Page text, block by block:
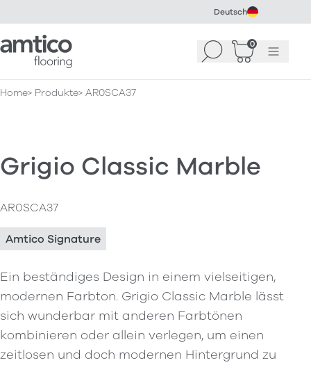
Deutsch
Amtico Flooring Suchen 0
WarenkorbMenü
Home Produkte AR0SCA37
Grigio Classic Marble
AR0SCA37
Amtico Signature
Ein beständiges Design in einem vielseitigen,
modernen Farbton. Grigio Classic Marble lässt
sich wunderbar mit anderen Farbtönen
kombinieren oder allein verlegen, um einen
zeitlosen und doch modernen Hintergrund zu